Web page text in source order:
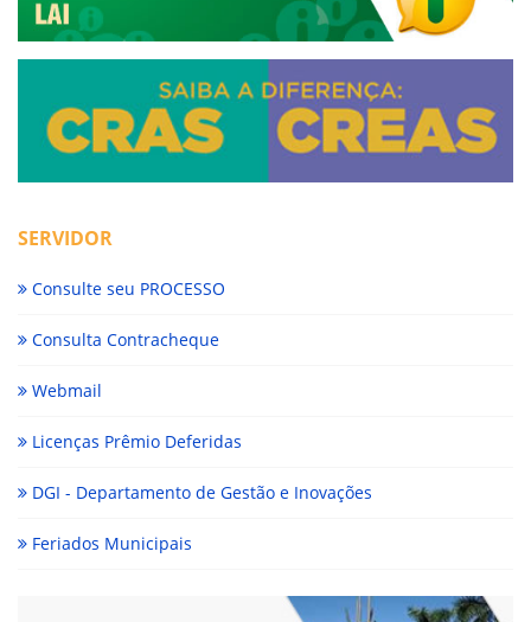
SERVIDOR
Consulte seu PROCESSO
Consulta Contracheque
Webmail
Licenças Prêmio Deferidas
DGI - Departamento de Gestão e Inovações
Feriados Municipais